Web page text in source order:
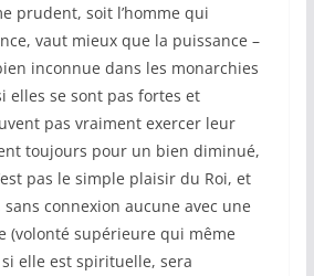
prudent, soit l’homme qui
vaut mieux que la puissance –
inconnue dans les monarchies
elles se sont pas fortes et
pas vraiment exercer leur
toujours pour un bien diminué,
pas le simple plaisir du Roi, et
connexion aucune avec une
(volonté supérieure qui même
elle est spirituelle, sera